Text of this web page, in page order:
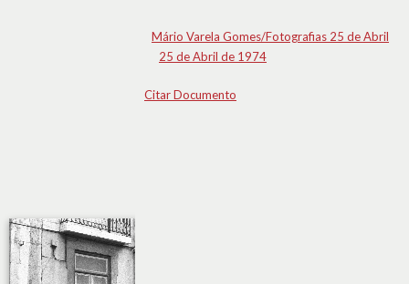
Mário Varela Gomes/Fotografias 25 de Abril
25 de Abril de 1974
Citar Documento